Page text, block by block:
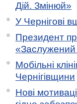
Дій. Змінюй»
У Чернігові
Президент
«Заслужений
Мобільні
Чернігівщини
Нові